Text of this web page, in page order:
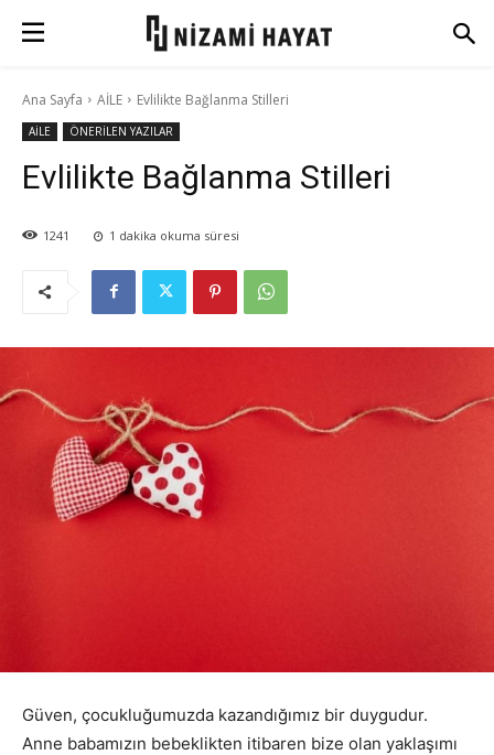
Ana Sayfa AİLE Evlilikte Bağlanma Stilleri
AİLE ÖNERİLEN YAZILAR
Evlilikte Bağlanma Stilleri
1241 1 dakika okuma süresi
Güven, çocukluğumuzda kazandığımız bir duygudur.
Anne babamızın bebeklikten itibaren bize olan yaklaşımı